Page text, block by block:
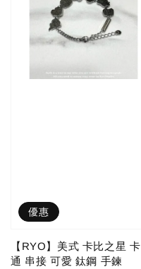
優惠
【RYO】美式 卡比之星 卡
通 串接 可愛 鈦鋼 手鍊